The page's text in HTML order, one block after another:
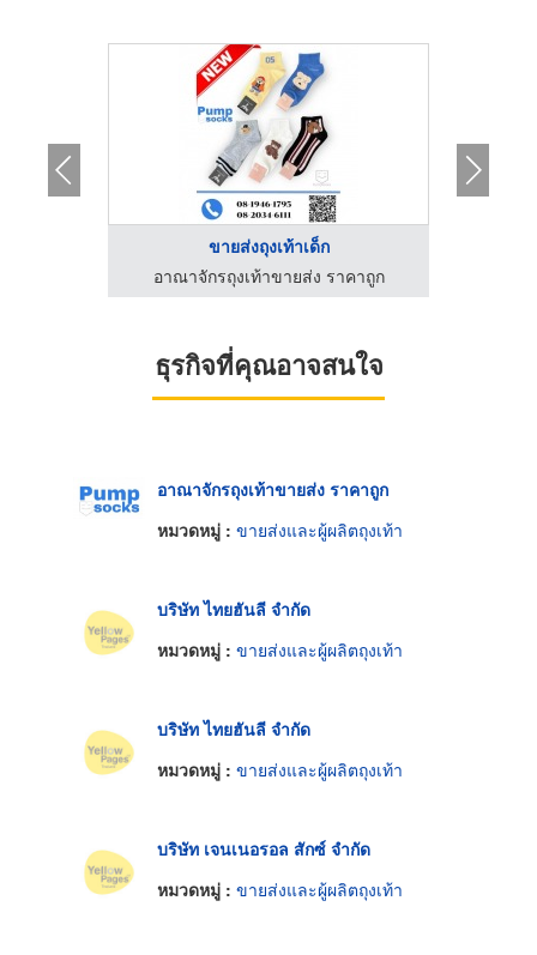
ขายส่งถุงเท้าเด็ก
อาณาจักรถุงเท้าขายส่ง ราคาถูก
ธุรกิจที่คุณอาจสนใจ
อาณาจักรถุงเท้าขายส่ง ราคาถูก
หมวดหมู่ : ขายส่งและผู้ผลิตถุงเท้า
บริษัท ไทยฮันลี จำกัด
หมวดหมู่ : ขายส่งและผู้ผลิตถุงเท้า
บริษัท ไทยฮันลี จำกัด
หมวดหมู่ : ขายส่งและผู้ผลิตถุงเท้า
บริษัท เจนเนอรอล สักซ์ จำกัด
หมวดหมู่ : ขายส่งและผู้ผลิตถุงเท้า